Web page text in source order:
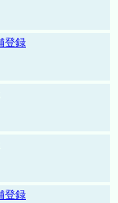
登録
登録